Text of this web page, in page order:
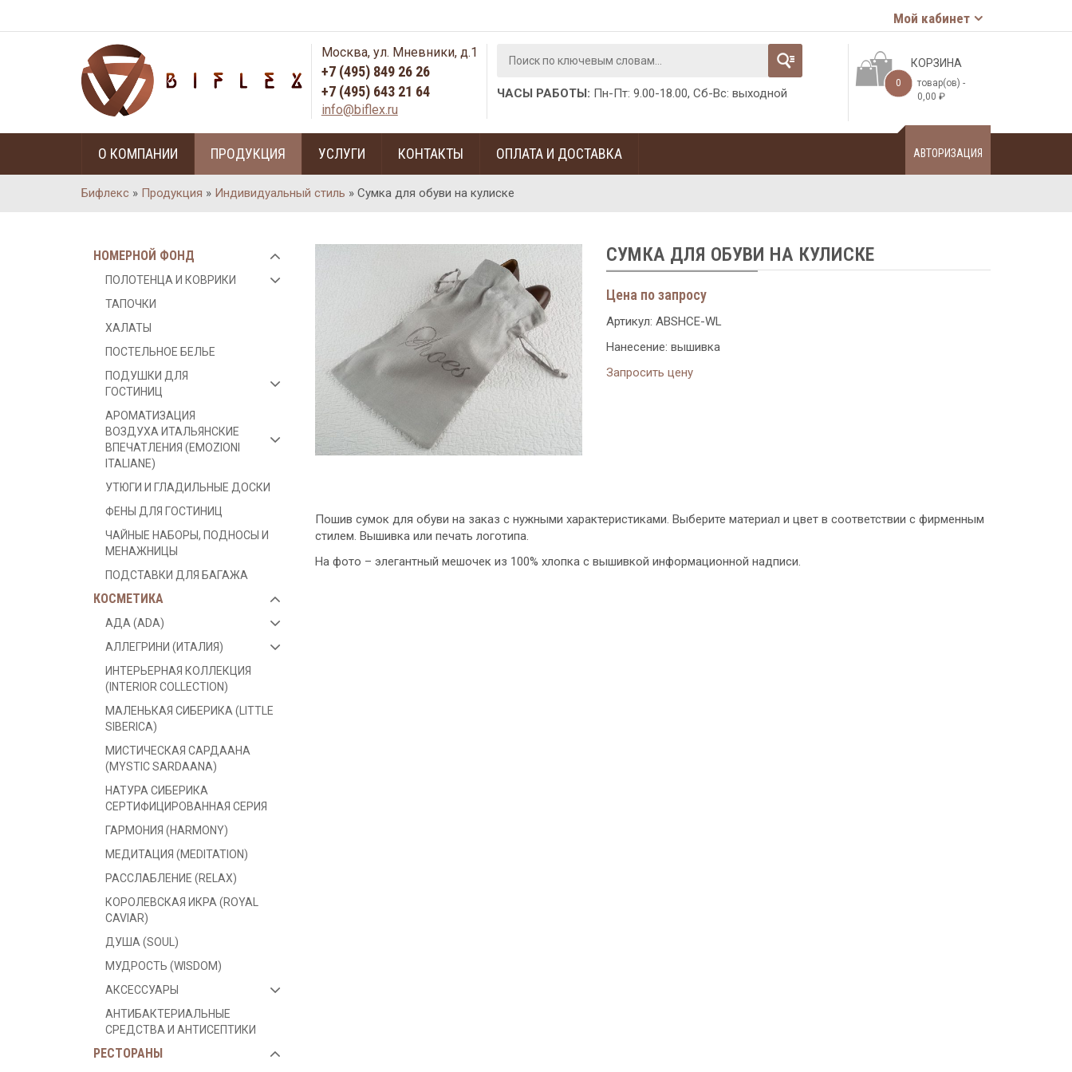
Мой кабинет
КОРЗИНА
0
товар(ов) -
0,00₽
Москва, ул. Мневники, д.1
+7 (495) 849 26 26
+7 (495) 643 21 64
info@biflex.ru
ЧАСЫ РАБОТЫ: Пн-Пт: 9.00-18.00, Сб-Вс: выходной
О КОМПАНИИ ПРОДУКЦИЯ УСЛУГИ КОНТАКТЫ ОПЛАТА И ДОСТАВКА АВТОРИЗАЦИЯ
Бифлекс » Продукция » Индивидуальный стиль » Сумка для обуви на кулиске
НОМЕРНОЙ ФОНД
ПОЛОТЕНЦА И КОВРИКИ
ТАПОЧКИ
ХАЛАТЫ
ПОСТЕЛЬНОЕ БЕЛЬЕ
ПОДУШКИ ДЛЯ
ГОСТИНИЦ
АРОМАТИЗАЦИЯ
ВОЗДУХА ИТАЛЬЯНСКИЕ
ВПЕЧАТЛЕНИЯ (EMOZIONI
ITALIANE)
УТЮГИ И ГЛАДИЛЬНЫЕ ДОСКИ
ФЕНЫ ДЛЯ ГОСТИНИЦ
ЧАЙНЫЕ НАБОРЫ, ПОДНОСЫ И
МЕНАЖНИЦЫ
ПОДСТАВКИ ДЛЯ БАГАЖА
КОСМЕТИКА
АДА (ADA)
АЛЛЕГРИНИ (ИТАЛИЯ)
ИНТЕРЬЕРНАЯ КОЛЛЕКЦИЯ
(INTERIOR COLLECTION)
МАЛЕНЬКАЯ СИБЕРИКА (LITTLE
SIBERICA)
МИСТИЧЕСКАЯ САРДААНА
(MYSTIC SARDAANA)
НАТУРА СИБЕРИКА
СЕРТИФИЦИРОВАННАЯ СЕРИЯ
ГАРМОНИЯ (HARMONY)
МЕДИТАЦИЯ (MEDITATION)
РАССЛАБЛЕНИЕ (RELAX)
КОРОЛЕВСКАЯ ИКРА (ROYAL
CAVIAR)
ДУША (SOUL)
МУДРОСТЬ (WISDOM)
АКСЕССУАРЫ
АНТИБАКТЕРИАЛЬНЫЕ
СРЕДСТВА И АНТИСЕПТИКИ
РЕСТОРАНЫ
СУМКА ДЛЯ ОБУВИ НА КУЛИСКЕ
Цена по запросу
Артикул:ABSHCE-WL
Нанесение: вышивка
Запросить цену
Пошив сумок для обуви на заказ с нужными характеристиками. Выберите материал и цвет в соответствии с фирменным
стилем. Вышивка или печать логотипа.
На фото – элегантный мешочек из 100% хлопка с вышивкой информационной надписи.